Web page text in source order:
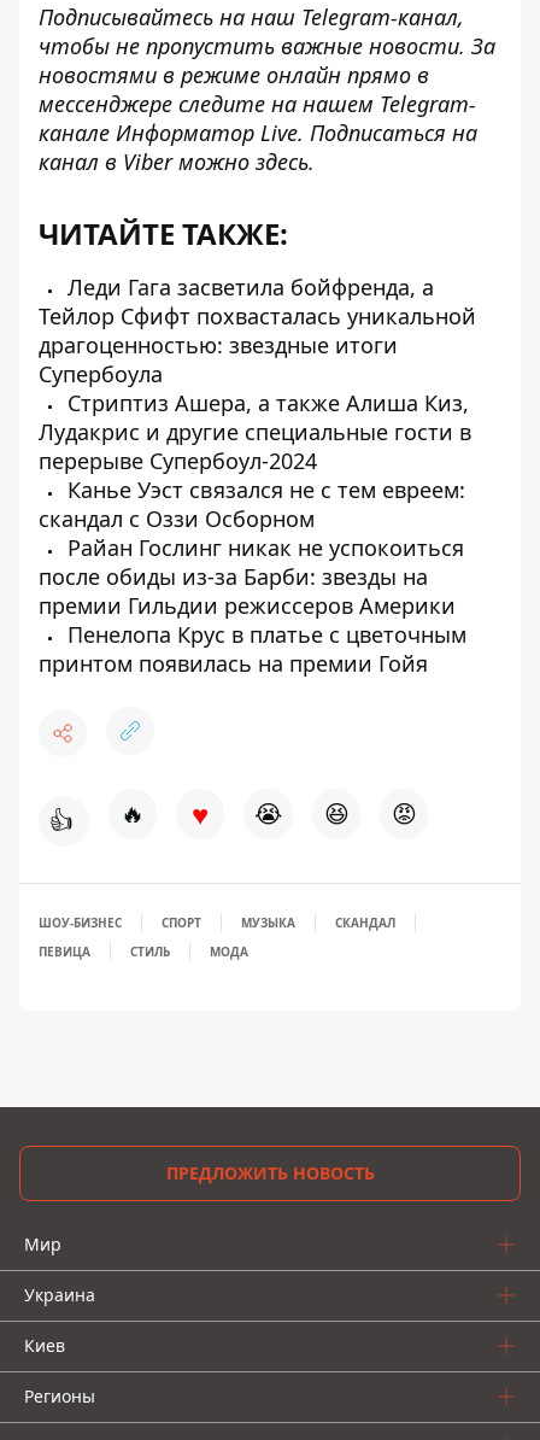
Подписывайтесь на наш Telegram-канал,
чтобы не пропустить важные новости. За
новостями в режиме онлайн прямо в
мессенджере следите на нашем Telegram-
канале Информатор Live. Подписаться на
канал в Viber можно здесь.
ЧИТАЙТЕ ТАКЖЕ:
Леди Гага засветила бойфренда, а
Тейлор Сфифт похвасталась уникальной
драгоценностью: звездные итоги
Супербоула
Стриптиз Ашера, а также Алиша Киз,
Лудакрис и другие специальные гости в
перерыве Супербоул-2024
Канье Уэст связался не с тем евреем:
скандал с Оззи Осборном
Райан Гослинг никак не успокоиться
после обиды из-за Барби: звезды на
премии Гильдии режиссеров Америки
Пенелопа Крус в платье с цветочным
принтом появилась на премии Гойя
👍 🔥 ♥ 😭 😆 😡
ШОУ-БИЗНЕС СПОРТ МУЗЫКА
СКАНДАЛ
ПЕВИЦА
СТИЛЬ МОДА
ПРЕДЛОЖИТЬ НОВОСТЬ
Мир
Украина
Киев
Регионы